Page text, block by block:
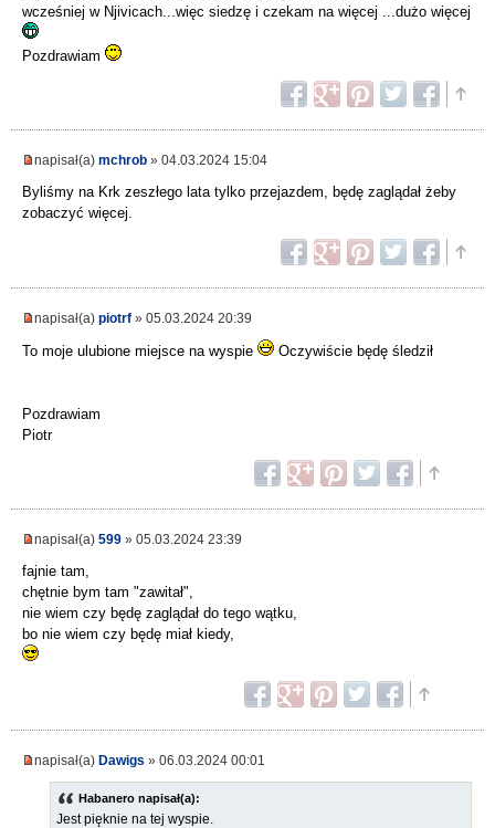
wcześniej w Njivicach...więc siedzę i czekam na więcej ...dużo więcej
Pozdrawiam
napisał(a) mchrob » 04.03.2024 15:04
Byliśmy na Krk zeszłego lata tylko przejazdem, będę zaglądał żeby
zobaczyć więcej.
napisał(a) piotrf » 05.03.2024 20:39
To moje ulubione miejsce na wyspie Oczywiście będę śledził
Pozdrawiam
Piotr
napisał(a) 599 » 05.03.2024 23:39
fajnie tam,
chętnie bym tam "zawitał",
nie wiem czy będę zaglądał do tego wątku,
bo nie wiem czy będę miał kiedy,
napisał(a) Dawigs » 06.03.2024 00:01
Habanero napisał(a):
Jest pięknie na tej wyspie.